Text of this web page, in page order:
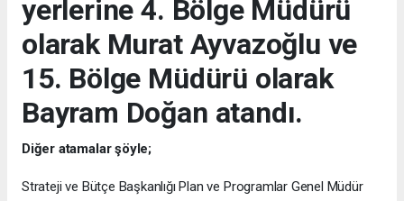
yerlerine 4. Bölge Müdürü
olarak Murat Ayvazoğlu ve
15. Bölge Müdürü olarak
Bayram Doğan atandı.
Diğer atamalar şöyle;
Strateji ve Bütçe Başkanlığı Plan ve Programlar Genel Müdür